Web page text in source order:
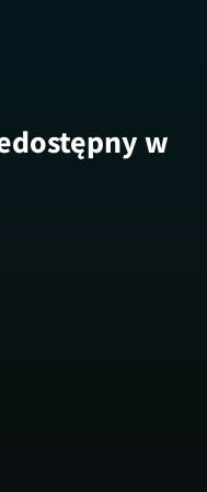
w